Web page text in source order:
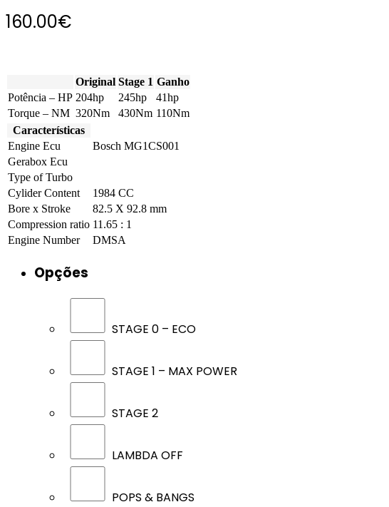
160.00€
Original Stage 1 Ganho
Potência – HP 204hp 245hp
41hp
Torque – NM 320Nm 430Nm 110Nm
Características
Engine Ecu
Bosch MG1CS001
Gerabox Ecu
Type of Turbo
Cylider Content
1984 CC
Bore x Stroke
82.5 X 92.8 mm
Compression ratio 11.65 : 1
Engine Number
DMSA
Opções
STAGE 0 – ECO
STAGE 1 – MAX POWER
STAGE 2
LAMBDA OFF
POPS & BANGS